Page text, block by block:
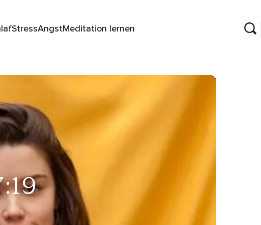
StressAngstMeditation lernen